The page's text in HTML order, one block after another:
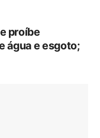
proíbe
água e esgoto;